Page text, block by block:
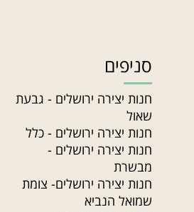
סניפים
חנות יצירה ירושלים - גבעת
שאול
חנות יצירה ירושלים - כלל
חנות יצירה ירושלים -
מבשרת
חנות יצירה ירושלים- צומת
שמואל הנביא